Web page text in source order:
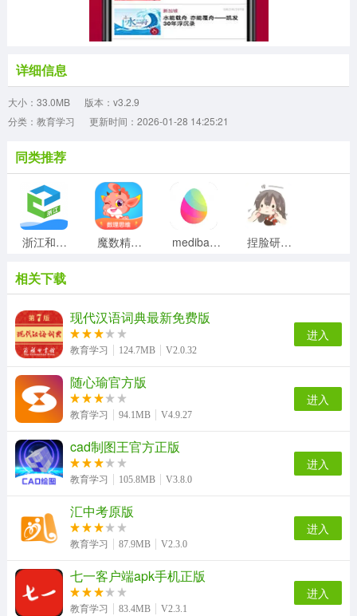
详细信息
大小：33.0MB
版本：v3.2.9
分类：教育学习
更新时间：2026-01-28 14:25:21
同类推荐
浙江和教育手机最新版 魔数精灵可可数学思维手机最新版 medibang绘画直装版 捏脸研究所通用版
唱唱启蒙英语官方正版 有兔阅读官方版 弹弹钢琴直装版
扯淡联盟通用版 简至人人通安卓官方版
课课听最新版 top论坛最新免费版
英语音标发音视频软件最新免费版
相关下载
现代汉语词典最新免费版
教育学习 124.7MB V2.0.32
进入
随心瑜官方版
教育学习 94.1MB V4.9.27
进入
cad制图王官方正版
教育学习 105.8MB V3.8.0
进入
汇中考原版
教育学习 87.9MB V2.3.0
进入
七一客户端apk手机正版
教育学习 83.4MB V2.3.1
进入